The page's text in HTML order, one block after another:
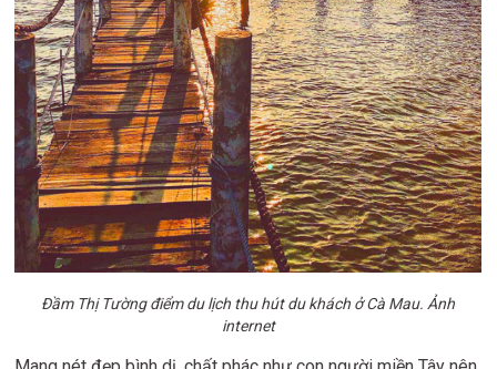
Đầm Thị Tường điểm du lịch thu hút du khách ở Cà Mau. Ảnh
internet